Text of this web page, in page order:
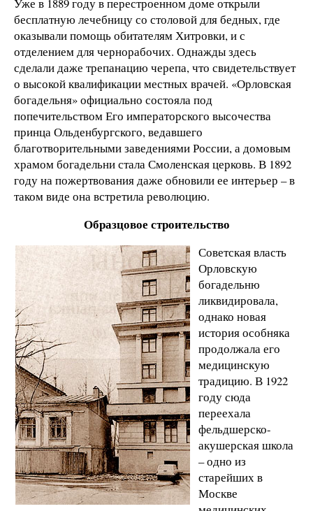
Уже в 1889 году в перестроенном доме открыли
бесплатную лечебницу со столовой для бедных, где
оказывали помощь обитателям Хитровки, и с
отделением для чернорабочих. Однажды здесь
сделали даже трепанацию черепа, что свидетельствует
о высокой квалификации местных врачей. «Орловская
богадельня» официально состояла под
попечительством Его императорского высочества
принца Ольденбургского, ведавшего
благотворительными заведениями России, а домовым
храмом богадельни стала Смоленская церковь. В 1892
году на пожертвования даже обновили ее интерьер – в
таком виде она встретила революцию.
Образцовое строительство
Советская власть
Орловскую
богадельню
ликвидировала,
однако новая
история особняка
продолжала его
медицинскую
традицию. В 1922
году сюда
переехала
фельдшерско-
акушерская школа
– одно из
старейших в
Москве